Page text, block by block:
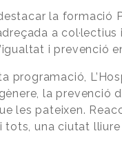
la formació
a
i prevenció
programació,
la prevenció
les pateixen.
tots, una ciutat